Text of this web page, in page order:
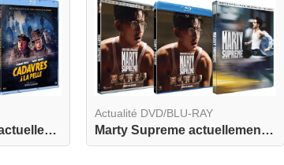
Cadavres à la Pelle actuellement en DVD et BLU-R...
Actualité DVD/BLU-RAY
Marty Supreme actuellement en DVD, BLU-RAY et BL...